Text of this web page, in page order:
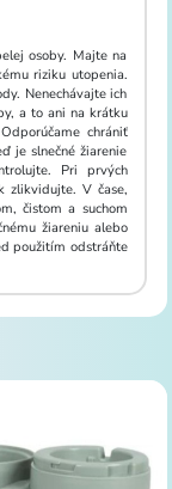
osoby. Majte na
riziku utopenia.
Nenechávajte ich
a to ani na krátku
chrániť
je slnečné žiarenie
Pri prvých
zlikvidujte. V čase,
čistom a suchom
žiareniu alebo
použitím odstráňte